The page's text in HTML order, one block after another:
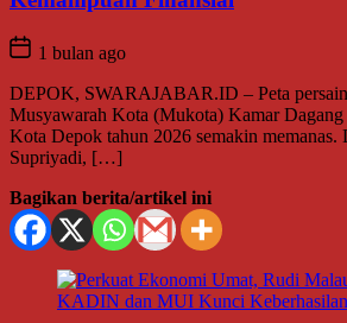
1 bulan ago
DEPOK, SWARAJABAR.ID – Peta
Musyawarah Kota (Mukota) Kamar
Kota Depok tahun 2026 semakin memanas.
Supriyadi, […]
Bagikan berita/artikel ini